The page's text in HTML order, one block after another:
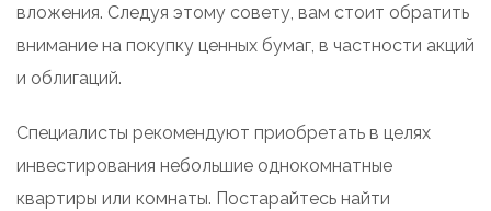
вложения. Следуя этому совету, вам стоит обратить
внимание на покупку ценных бумаг, в частности акций
и облигаций.
Специалисты рекомендуют приобретать в целях
инвестирования небольшие однокомнатные
квартиры или комнаты. Постарайтесь найти